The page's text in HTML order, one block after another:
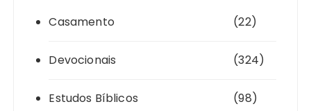
Casamento (22)
Devocionais (324)
Estudos Bíblicos (98)